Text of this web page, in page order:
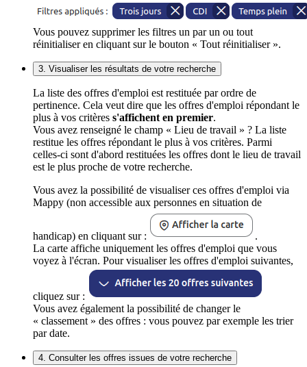
Vous pouvez supprimer les filtres un par un ou tout
réinitialiser en cliquant sur le bouton « Tout réinitialiser ».
3. Visualiser les résultats de votre recherche
La liste des offres d'emploi est restituée par ordre de
pertinence. Cela veut dire que les offres d'emploi répondant le
plus à vos critères s'affichent en premier.
Vous avez renseigné le champ « Lieu de travail » ? La liste
restitue les offres répondant le plus à vos critères. Parmi
celles-ci sont d'abord restituées les offres dont le lieu de travail
est le plus proche de votre recherche.
Vous avez la possibilité de visualiser ces offres d'emploi via
Mappy (non accessible aux personnes en situation de
handicap) en cliquant sur :
.
La carte affiche uniquement les offres d'emploi que vous
voyez à l'écran. Pour visualiser les offres d'emploi suivantes,
cliquez sur :
Vous avez également la possibilité de changer le
« classement » des offres : vous pouvez par exemple les trier
par date.
4. Consulter les offres issues de votre recherche